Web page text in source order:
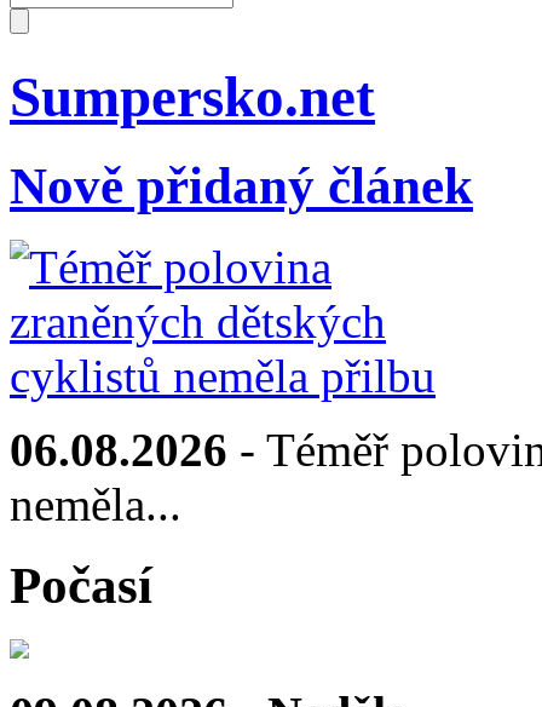
Sumpersko.net
Nově přidaný článek
06.08.2026 - Téměř
neměla...
Počasí